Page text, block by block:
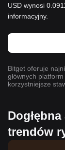
USD wynosi
informacyjny.
Bitget oferuje
głównych
korzystniejsze
trendów